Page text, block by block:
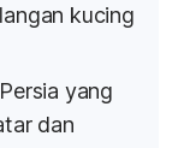
kucing
yang
dan